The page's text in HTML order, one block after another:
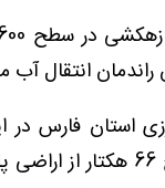
استان
آبیاری و زهکشی،